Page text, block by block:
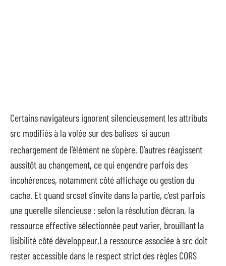
Certains navigateurs ignorent silencieusement les attributs
src modifiés à la volée sur des balises si aucun
rechargement de l’élément ne s’opère. D’autres réagissent
aussitôt au changement, ce qui engendre parfois des
incohérences, notamment côté affichage ou gestion du
cache. Et quand srcset s’invite dans la partie, c’est parfois
une querelle silencieuse : selon la résolution d’écran, la
ressource effective sélectionnée peut varier, brouillant la
lisibilité côté développeur.La ressource associée à src doit
rester accessible dans le respect strict des règles CORS